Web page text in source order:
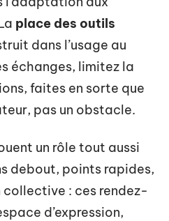
place des outils
dans l’usage au
échanges, limitez la
faites en sorte que
pas un obstacle.
un rôle tout aussi
debout, points rapides,
: ces rendez-
d’expression,